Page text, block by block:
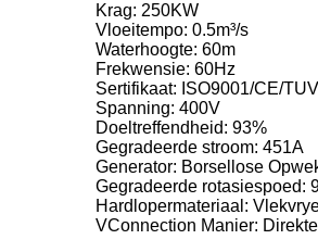
Krag: 250KW
Vloeitempo: 0.5m³/s
Waterhoogte: 60m
Frekwensie: 60Hz
Sertifikaat: ISO9001/CE/TUV
Spanning: 400V
Doeltreffendheid: 93%
Gegradeerde stroom: 451A
Generator: Borsellose
Gegradeerde rotasiespoed:
Hardlopermateriaal:
VConnection Manier: